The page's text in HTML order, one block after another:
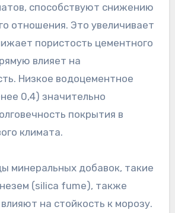
способствуют снижению
отношения. Это увеличивает
пористость цементного
влияет на
Низкое водоцементное
0,4) значительно
покрытия в
климата.
минеральных добавок, такие
(silica fume), также
на стойкость к морозу.